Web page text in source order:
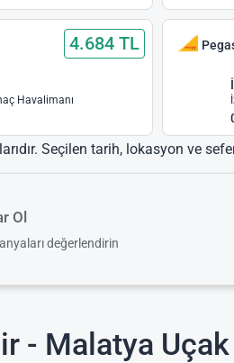
4.684 TL
Havalimanı
Seçilen tarih, lokasyon ve
Ol
değerlendirin
- Malatya